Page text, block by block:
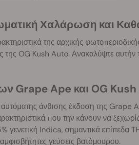
Χαλάρωση και
της αρχικής
της OG Kush Auto. Ανακαλύψτε
Grape Ape και OG
άνθισης έκδοση της Grape
που την κάνουν να
Indica, σημαντικά επίπεδα
γεύσεις βατόμουρου.